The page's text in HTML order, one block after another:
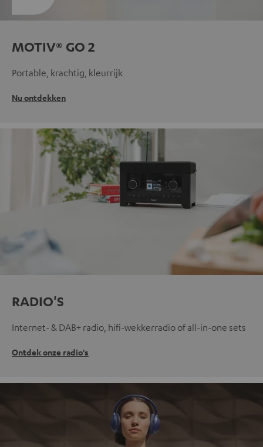
MOTIV® GO 2
Portable, krachtig, kleurrijk
Nu ontdekken
RADIO'S
Internet- & DAB+ radio, hifi-wekkerradio of all-in-one sets
Ontdek onze radio's